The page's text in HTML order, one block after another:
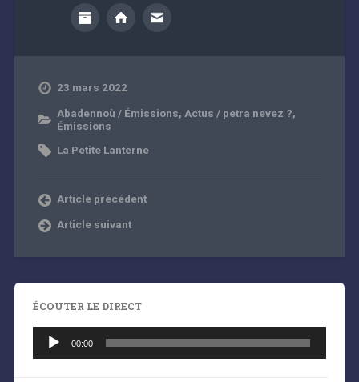
23 mars 2022
Abadennoù / Émissions, Actus / petra nevez ?,
Émissions
La Petite Lanterne
Article précédent
Article suivant
ÉCOUTER LE DIRECT
audio
00:00